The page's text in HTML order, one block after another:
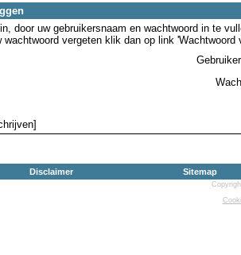
door uw gebruikersnaam en wachtwoord in te
wachtwoord vergeten klik dan op link 'Wachtwoord
Disclaimer Sitemap